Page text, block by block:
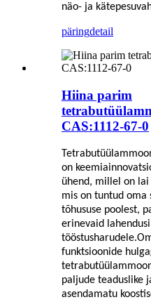
näo- ja
päringdetail
Hiina parim
CAS:1112-67-0
on
ühend, millel on lai
mis on tuntud oma
tõhususe poolest,
erinevaid
funktsioonide
paljude teaduslike
asendamatu